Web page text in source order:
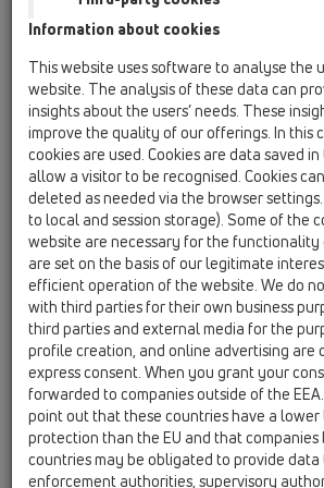
V tomto článku bychom vám rádi
této oblasti nabízejí odtoky HL a poskytli
instalaci. Počet používaných
neustále roste a jejich složení se často
aplikace na izolační příruby odtoků, které
vyrobeny z PP nebo PE, není možná nebo
velkými obtížemi, protože tyto materiály
adhezivní vlastnosti a nespojují se s jinými
lze spojit pouze svařováním, tj.
materiál.
Jako výrobce vysoce kvalitních
odtoků bylo a zůstává pro společnost HL
zajistit vodotěsný přechod z odtoku na
V praxi to znamená najít materiály
povlakových krytin), které lze pevně spojit
zároveň vytvoří trvalé a vodotěsné
hydroizolačním materiálem.
Information about cookies
This website uses software to analyse the
website. The analysis of these data can
insights about the users’ needs. These
improve the quality of our offerings. In this
cookies are used. Cookies are data saved
allow a visitor to be recognised. Cookies
deleted as needed via the browser
to local and session storage). Some of the
website are necessary for the functionality
are set on the basis of our legitimate
efficient operation of the website. We do
with third parties for their own business
third parties and external media for the
profile creation, and online advertising are
express consent. When you grant your
forwarded to companies outside of the
point out that these countries have a
protection than the EU and that companies
countries may be obligated to provide
enforcement authorities, supervisory